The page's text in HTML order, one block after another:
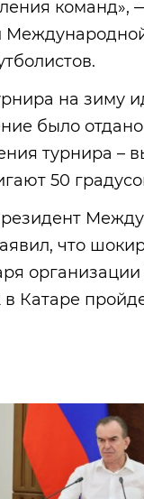
команд»,
на зиму
было
турнира –
50
что
Катаре